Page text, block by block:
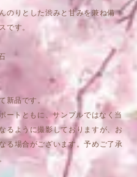
のりとした渋みと甘みを兼ね備
です。
新品です。
ートともに、サンプルではなく当
るように撮影しておりますが、お
る場合がございます。予めご了承